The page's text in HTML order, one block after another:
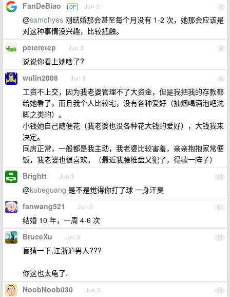
7
FanDeBiao OP Jun 3
@samohyes 刚结婚那会甚至每个月没有 1-2 次，她那会应该是
对这种事情没兴趣，比较抵触。
8
peteretep Jun 3
说说你看上她啥了?
9
wulin2008 Jun 3
工资不上交，因为我老婆管理不了大资金，但是我把我的存款都
给她看了，而且我个人比较宅，没有各种爱好（抽烟喝酒泡吧洗
脚之类的）。
小钱她自己随便花（我老婆也没各种花大钱的爱好），大钱我来
决定。
同房正常，一般都是我主动，我老婆比较害羞，亲亲抱抱家常便
饭，我老婆也很喜欢。（最近我腰椎盘又犯了，得歇一阵子）
10
Brightt Jun 3
@kobeguang 是不是觉得你打了球 一身汗臭
11
fanwang521 Jun 3
结婚 10 年，一周 4-6 次
12
BruceXu Jun 3
盲猜一下,江浙沪男人???
你这也太龟了.
13
NoobNoob030 Jun 3